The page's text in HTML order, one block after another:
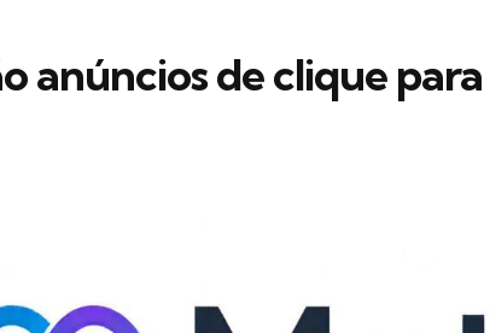
anúncios de clique